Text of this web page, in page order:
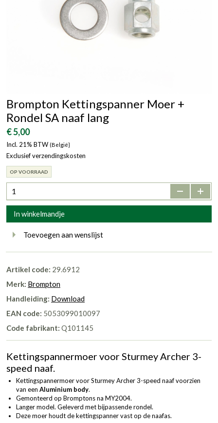
Brompton Kettingspanner Moer +
Rondel SA naaf lang
€ 5,00
Incl. 21% BTW (België}
Exclusief verzendingskosten
OP VOORRAAD
In winkelmandje
Toevoegen aan wenslijst
Artikel code: 29.6912
Merk: Brompton
Handleiding: Download
EAN code: 5053099010097
Code fabrikant: Q101145
Kettingspannermoer voor Sturmey Archer 3-
speed naaf.
Kettingspannermoer voor Sturmey Archer 3-speed naaf voorzien
van een Aluminium body.
Gemonteerd op Bromptons na MY2004.
Langer model. Geleverd met bijpassende rondel.
Deze moer houdt de kettingspanner vast op de naafas.